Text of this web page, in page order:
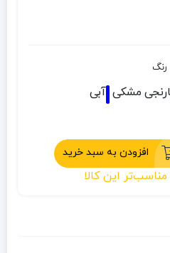
رنگ
مشکی آبی
افزودن به سبد خرید
این کالا